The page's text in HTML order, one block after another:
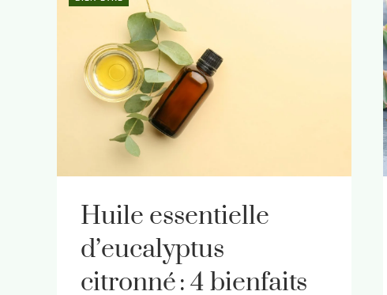
Huile essentielle
d’eucalyptus
citronné : 4 bienfaits